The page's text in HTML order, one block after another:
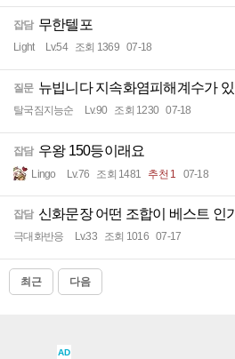
잡담 무한텔포
Light Lv.54 조회 1369 07-18
질문 뉴빕니다 지속화염피해계수가
탈국짐지능순 Lv.90 조회 1230 07-18
잡담 우왕 150등이래요
Lingo Lv.76 조회 1481 추천 1 07-18
잡담 신화문장 어떤 조합이 베스트 인
극대화반응 Lv.33 조회 1016 07-17
최근 다음
AD